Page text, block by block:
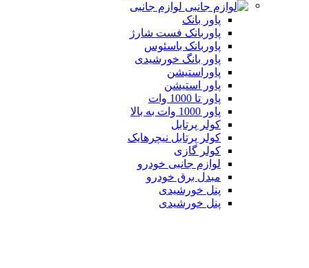
لوازم جانبی
پاور بانک
پاوربانک فست شارژ
پاوربانک باسئوس
پاور بانگ خورشیدی
پاوراستیشن
پاور استیشن
پاور تا 1000 وات
پاور 1000 وات به بالا
کولر پرتابل
کولر پرتابل نیچرهایک
کولر گازی
لوازم جانبی خودرو
مبدل برق خودرو
پنل خورشیدی
پنل خورشیدی